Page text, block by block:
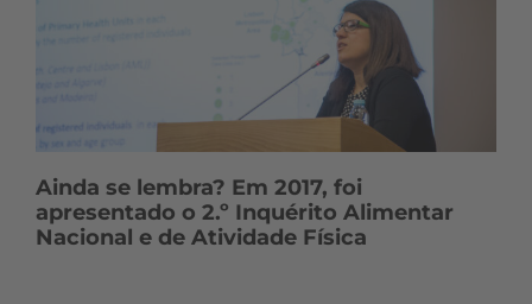
Ainda se lembra? Em 2017, foi
apresentado o 2.º Inquérito Alimentar
Nacional e de Atividade Física